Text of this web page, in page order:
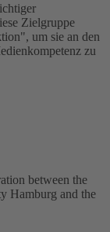
Zielgruppe
um sie an den
zu
between the
Hamburg and the